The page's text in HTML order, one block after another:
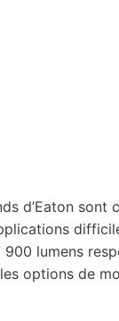
d’Eaton sont
lumens
options de